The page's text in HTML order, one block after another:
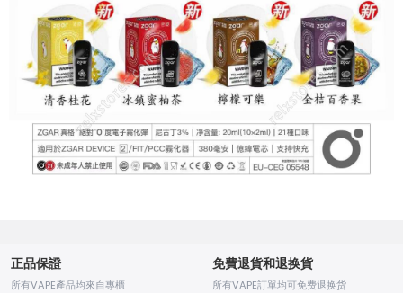
正品保證
所有VAPE產品均來自專櫃
免費退貨和退换貨
所有VAPE訂單均可免费退换货